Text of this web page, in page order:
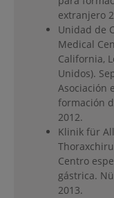
extranjero
Unidad de
Medical
California,
Unidos).
Asociación
formación
2012.
Klinik für
Centro
gástrica.
2013.